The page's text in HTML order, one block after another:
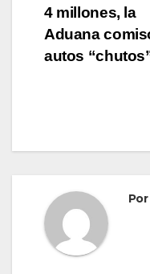
4 millones, la
Aduana
autos
Por